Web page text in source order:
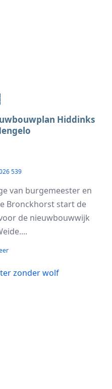
Hiddinks
539
van burgemeester en
Bronckhorst start de
de nieuwbouwwijk